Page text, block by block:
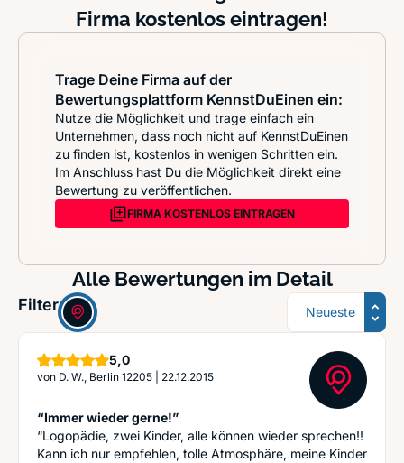
Firma kostenlos eintragen!
Trage Deine Firma auf der
Bewertungsplattform KennstDuEinen ein:
Nutze die Möglichkeit und trage einfach ein
Unternehmen, dass noch nicht auf KennstDuEinen
zu finden ist, kostenlos in wenigen Schritten ein.
Im Anschluss hast Du die Möglichkeit direkt eine
Bewertung zu veröffentlichen.
FIRMA KOSTENLOS EINTRAGEN
Alle Bewertungen im Detail
Filter: Sortierung
5,0Sterne
von D. W., Berlin 12205 22.12.2015
“Immer wieder gerne!”
“Logopädie, zwei Kinder, alle können wieder sprechen!!
Kann ich nur empfehlen, tolle Atmosphäre, meine Kinder